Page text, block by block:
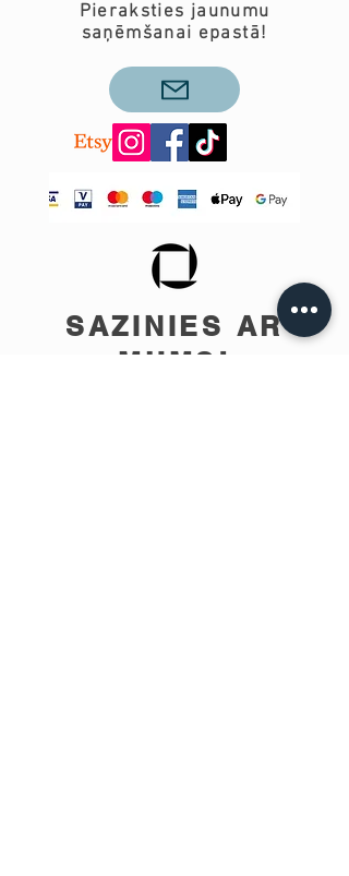
Pieraksties jaunumu
saņēmšanai epastā!
SAZINIES AR
MUMS!